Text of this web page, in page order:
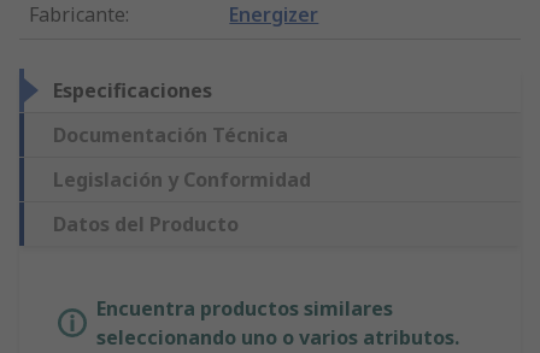
Fabricante: Energizer
Especificaciones
Documentación Técnica
Legislación y Conformidad
Datos del Producto
Encuentra productos similares
seleccionando uno o varios atributos.